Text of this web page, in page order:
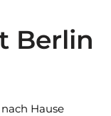
Berlin
Hause